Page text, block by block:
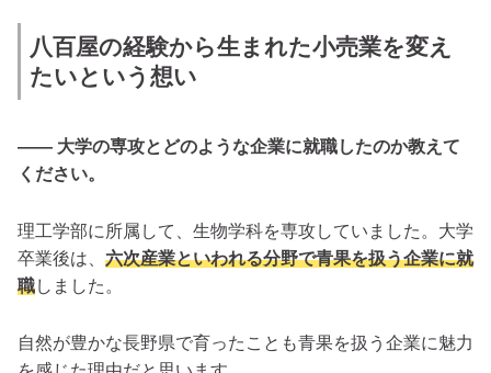
八百屋の経験から生まれた小売業を変え
たいという想い
―― 大学の専攻とどのような企業に就職したのか教えて
ください。
理工学部に所属して、生物学科を専攻していました。大学
卒業後は、 六次産業といわれる分野で青果を扱う企業に就
職しました。
自然が豊かな長野県で育ったことも青果を扱う企業に魅力